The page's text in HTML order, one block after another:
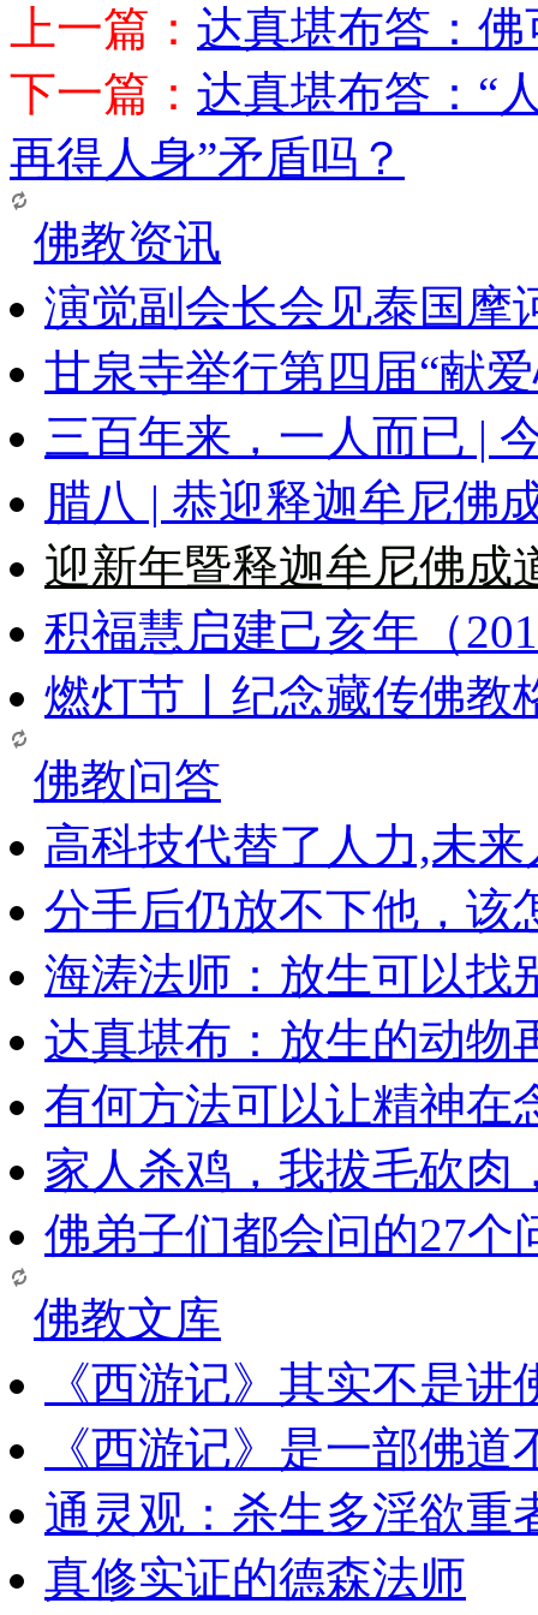
上一篇： 达真堪布答：
下一篇： 达真堪布答：“
再得人身”矛盾吗？
佛教资讯
演觉副会长会见泰国摩
甘泉寺举行第四届“献
三百年来，一人而已 |
腊八 | 恭迎释迦牟尼佛
迎新年暨释迦牟尼佛成
积福慧启建己亥年（
燃灯节丨纪念藏传佛教
佛教问答
高科技代替了人力,未
分手后仍放不下他，该
海涛法师：放生可以找
达真堪布：放生的动物
有何方法可以让精神在
家人杀鸡，我拔毛砍肉
佛弟子们都会问的27个
佛教文库
《西游记》其实不是
《西游记》是一部佛
通灵观：杀生多淫欲重
真修实证的德森法师